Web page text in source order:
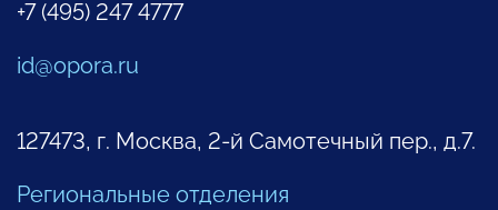
+7 (495) 247 4777
id@opora.ru
127473, г. Москва, 2-й Самотечный пер., д.7.
Региональные отделения